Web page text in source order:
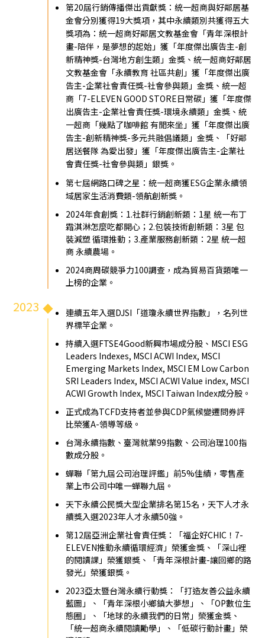
第20屆行銷傳播傑出貢獻獎：統一超商與好鄰居基
金會分別獲得19大獎項，其中永續類別共獲得五大
獎項為：統一超商好鄰居文教基金會「青年深根計
畫-陪伴，是夢想的起始」獲「年度傑出廣告主-創
新精神獎-台灣地方創生類」金獎、統一超商好鄰居
文教基金會「永續教育 社區共創」獲「年度傑出廣
告主-企業社會責任獎-社會參與類」金獎、統一超
商「7-ELEVEN GOOD STORE日常碳」獲「年度傑
出廣告主-企業社會責任獎-環境永續類」金獎、統
一超商「幾點了咖啡館 有閒來坐」獲「年度傑出廣
告主-創新精神獎-多元共融倡議類」金獎、「好鄰
居送餐隊 為愛出發」獲「年度傑出廣告主-企業社
會責任獎-社會參與類」銀獎。
第七屆網路口碑之星：統一超商獲ESG企業永續領
域居家生活消費類-領航創新獎。
2024年食創獎：1.社群行銷創新類：1星 統一布丁
霜淇淋怎麼吃都開心；2.包裝技術創新類：3星 包
裝減塑 循環推動；3.產業服務創新類：2星 統一超
商 永續農場。
2024商周碳競爭力100調查，成為貿易百貨類唯一
上榜的企業。
2023
連續五年入選DJSI「道瓊永續世界指數」，名列世
界標竿企業。
持續入選FTSE4Good新興市場成分股、MSCI ESG
Leaders Indexes, MSCI ACWI Index, MSCI
Emerging Markets Index, MSCI EM Low Carbon
SRI Leaders Index, MSCI ACWI Value index, MSCI
ACWI Growth Index, MSCI Taiwan Index成分股。
正式成為TCFD支持者並參與CDP氣候變遷問券評
比榮獲A-領導等級。
台灣永續指數、臺灣就業99指數、公司治理100指
數成分股。
蟬聯「第九屆公司治理評鑑」前5%佳績，零售產
業上市公司中唯一蟬聯九屆。
天下永續公民獎大型企業排名第15名，天下人才永
續獎入選2023年人才永續50強。
第12屆亞洲企業社會責任獎：「福企好CHIC！7-
ELEVEN推動永續循環經濟」榮獲金獎、「深山裡
的閱讀課」榮獲銀獎、「青年深根計畫-讓回鄉的路
發光」榮獲銀獎。
2023亞太暨台灣永續行動獎：「打造友善公益永續
藍圖」、「青年深根小鄉鎮大夢想」、「OP數位生
態圈」、「地球的永續我們的日常」榮獲金獎、
「統一超商永續閱讀勵學」、「低碳行動計畫」榮